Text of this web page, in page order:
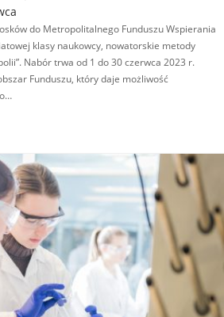
do Metropolitalnego Funduszu Wspierania
klasy naukowcy, nowatorskie metody
Nabór trwa od 1 do 30 czerwca 2023 r.
Funduszu, który daje możliwość